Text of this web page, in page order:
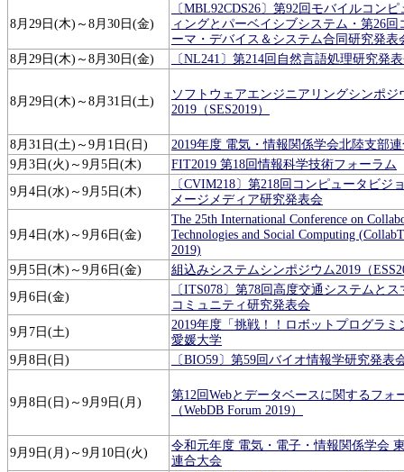
8月29日(木)～8月30日(金)
〔MBL92CDS26〕第92回モバイルコンピ
ィングとパーベイシブシステム・第26回
ーマ・デバイス＆システム合同研究発表
8月29日(木)～8月30日(金)
〔NL241〕第214回自然言語処理研究発
8月29日(木)～8月31日(土)
ソフトウェアエンジニアリングシンポジ
2019（SES2019）
8月31日(土)～9月1日(日)
2019年度 電気・情報関係学会北陸支部
9月3日(火)～9月5日(木)
FIT2019 第18回情報科学技術フォーラム
9月4日(水)～9月5日(木)
〔CVIM218〕第218回コンピュータビジ
メージメディア研究発表会
9月4日(水)～9月6日(金)
The 25th International Conference on
Technologies and Social Computing
2019)
9月5日(木)～9月6日(金)
組込みシステムシンポジウム2019（
9月6日(金)
〔ITS078〕第78回高度交通システムとス
コミュニティ研究発表会
9月7日(土)
2019年度「挑戦！！ロボットプログラミ
愛媛大学
9月8日(日)
〔BIO59〕第59回バイオ情報学研究発表
9月8日(日)～9月9日(月)
第12回Webとデータベースに関するフォ
（WebDB Forum 2019）
9月9日(月)～9月10日(火)
令和元年度 電気・電子・情報関係学会
連合大会